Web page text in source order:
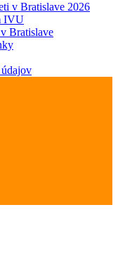
v Bratislave 2026
IVU
Bratislave
údajov